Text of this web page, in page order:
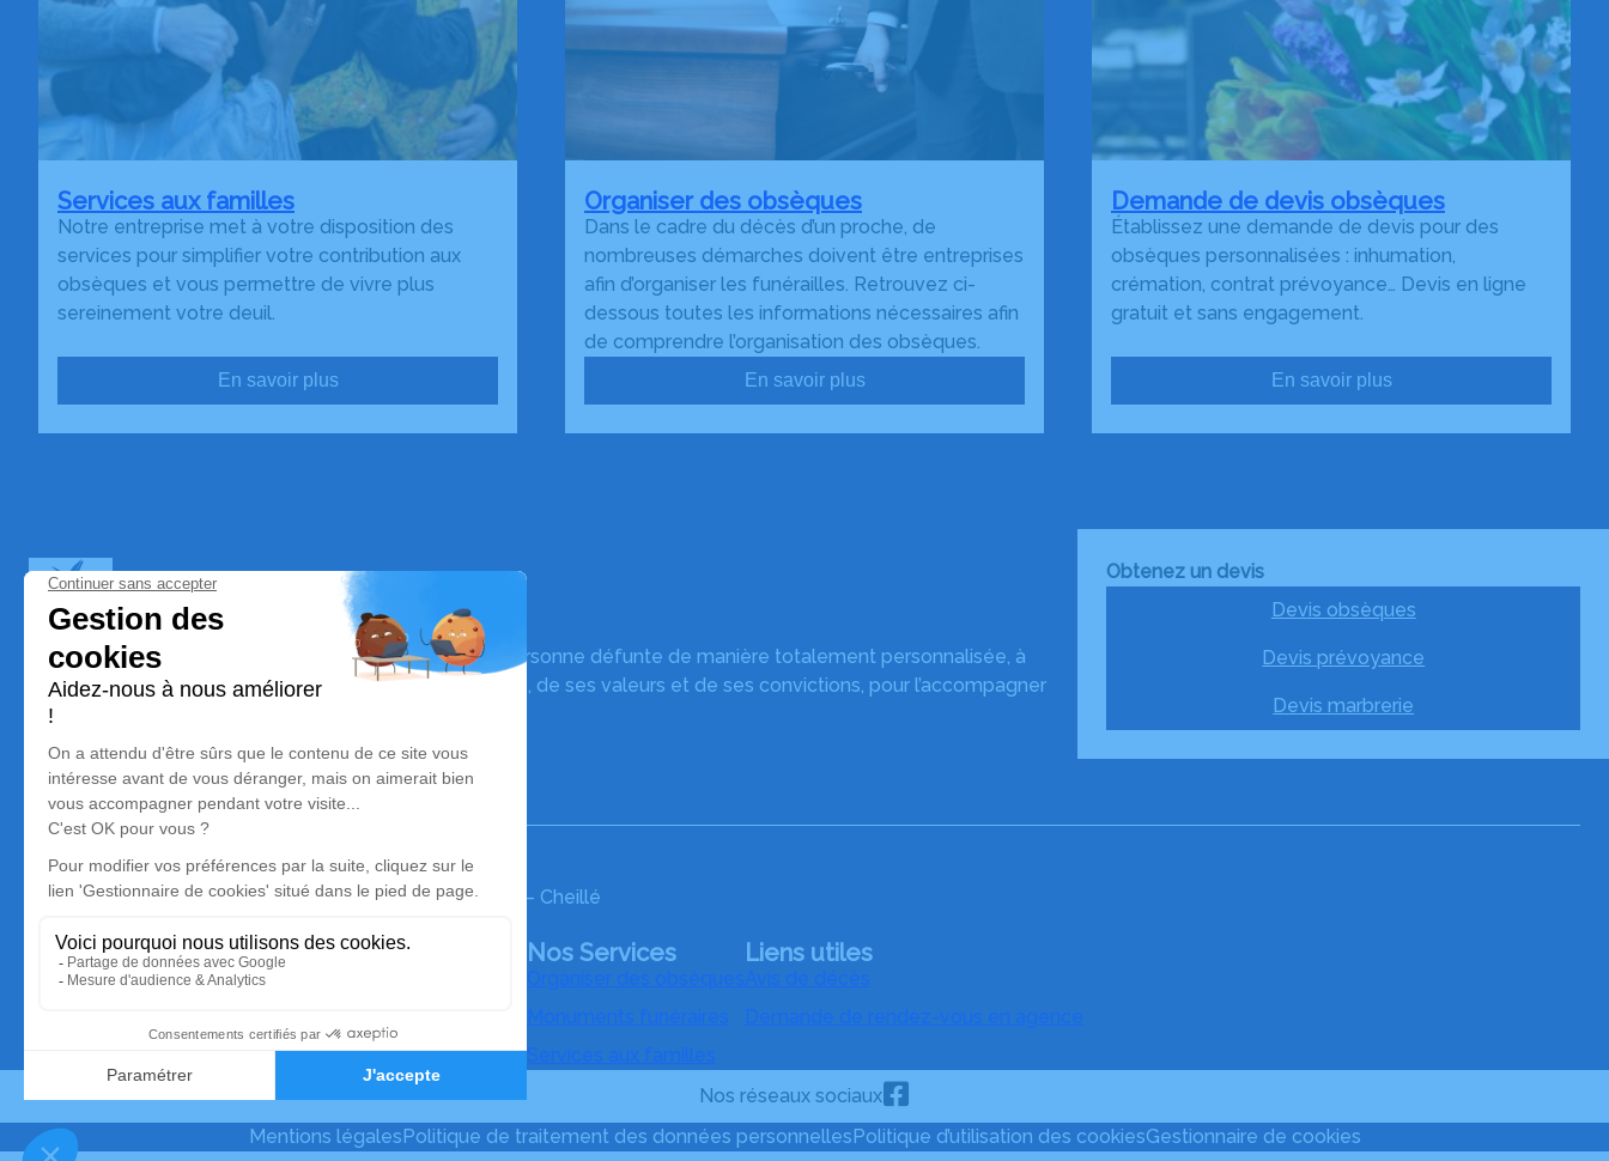
Services aux familles
Notre entreprise met à votre disposition des
services pour simplifier votre contribution aux
obsèques et vous permettre de vivre plus
sereinement votre deuil.
En savoir plus
Organiser des obsèques
Dans le cadre du décès d’un proche, de
nombreuses démarches doivent être entreprises
afin d’organiser les funérailles. Retrouvez ci-
dessous toutes les informations nécessaires afin
de comprendre l’organisation des obsèques.
En savoir plus
Demande de devis obsèques
Établissez une demande de devis pour des
obsèques personnalisées : inhumation,
crémation, contrat prévoyance… Devis en ligne
gratuit et sans engagement.
En savoir plus
Pompes Funèbres Fontaine
Nos équipes vous aident à honorer la mémoire de la personne défunte de manière totalement personnalisée, à
perpétuer son souvenir dans le respect de ses volontés, de ses valeurs et de ses convictions, pour l’accompagner
avec dignité dans son dernier voyage.
Obtenez un devis
Devis obsèques
Devis prévoyance
Devis marbrerie
Notre agence
Pompes Funèbres Fontaine
02 47 45 48 03
pompesfunebres.fontaine@gmail.com
Pompes Funebres Fontaine Azay le Rideau – 37190 – Cheillé
Nos Services
Organiser des obsèques
Monuments funéraires
Services aux familles
Liens utiles
Avis de décès
Demande de rendez-vous en agence
Nos réseaux sociaux
Mentions légales Politique de traitement des données personnelles Politique d’utilisation des cookiesGestionnaire de cookies